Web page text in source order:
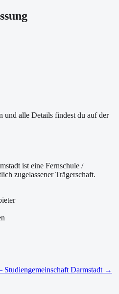
und alle Details findest du auf der
ist eine Fernschule /
zugelassener Trägerschaft.
Studiengemeinschaft Darmstadt →